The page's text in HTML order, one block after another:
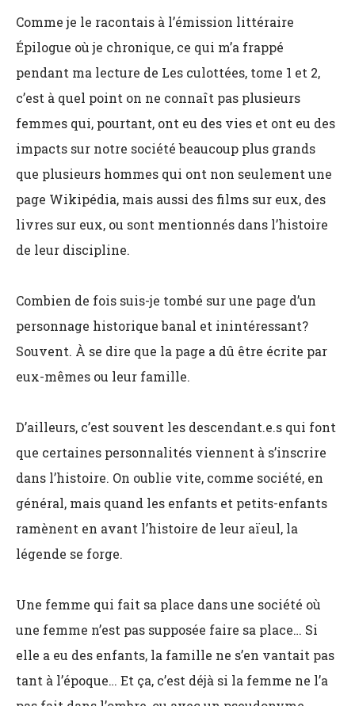
Comme je le racontais à l’émission littéraire
Épilogue où je chronique, ce qui m’a frappé
pendant ma lecture de Les culottées, tome 1 et 2,
c’est à quel point on ne connaît pas plusieurs
femmes qui, pourtant, ont eu des vies et ont eu des
impacts sur notre société beaucoup plus grands
que plusieurs hommes qui ont non seulement une
page Wikipédia, mais aussi des films sur eux, des
livres sur eux, ou sont mentionnés dans l’histoire
de leur discipline.
Combien de fois suis-je tombé sur une page d’un
personnage historique banal et inintéressant?
Souvent. À se dire que la page a dû être écrite par
eux-mêmes ou leur famille.
D’ailleurs, c’est souvent les descendant.e.s qui font
que certaines personnalités viennent à s’inscrire
dans l’histoire. On oublie vite, comme société, en
général, mais quand les enfants et petits-enfants
ramènent en avant l’histoire de leur aïeul, la
légende se forge.
Une femme qui fait sa place dans une société où
une femme n’est pas supposée faire sa place… Si
elle a eu des enfants, la famille ne s’en vantait pas
tant à l’époque… Et ça, c’est déjà si la femme ne l’a